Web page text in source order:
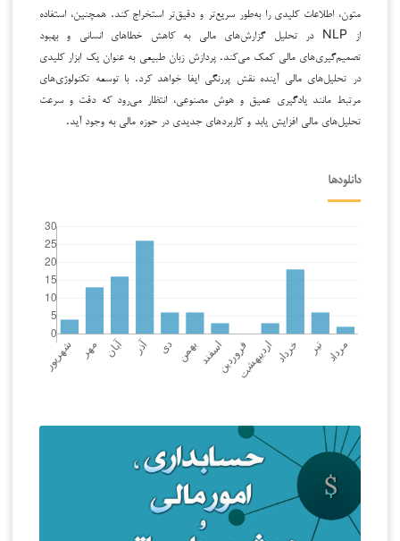
متون، اطلاعات کلیدی را به‌طور سریع‌تر و دقیق‌تر استخراج کند. همچنین، استفاده
از NLP در تحلیل گزارش‌های مالی به کاهش خطاهای انسانی و بهبود
تصمیم‌گیری‌های مالی کمک می‌کند. پردازش زبان طبیعی به عنوان یک ابزار کلیدی
در تحلیل‌های مالی آینده نقش پررنگی ایفا خواهد کرد. با توسعه تکنولوژی‌های
مرتبط مانند یادگیری عمیق و هوش مصنوعی، انتظار می‌رود که دقت و سرعت
تحلیل‌های مالی افزایش یابد و کاربردهای جدیدی در حوزه مالی به وجود آید.
دانلودها